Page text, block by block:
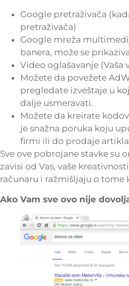
Google pretraživača
pretraživača)
Google mreža
banera, može se
Video oglašavanje
Možete da povežete
pregledate izveštaje u
dalje usmeravati.
Možete da kreirate
je snažna poruka koju
firmi ili do prodaje
Sve ove pobrojane stavke su
zavisi od Vas, vaše
računaru i ražmišljaju o tome
Ako Vam sve ovo nije